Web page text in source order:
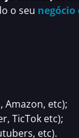
o seu
Amazon, etc);
TicTok etc);
etc).